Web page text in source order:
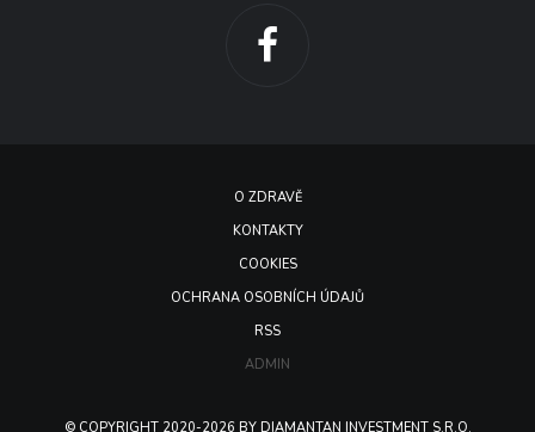
O ZDRAVĚ
KONTAKTY
COOKIES
OCHRANA OSOBNÍCH ÚDAJŮ
RSS
ADMIN
© COPYRIGHT 2020-2026 BY DIAMANTAN INVESTMENT S.R.O.